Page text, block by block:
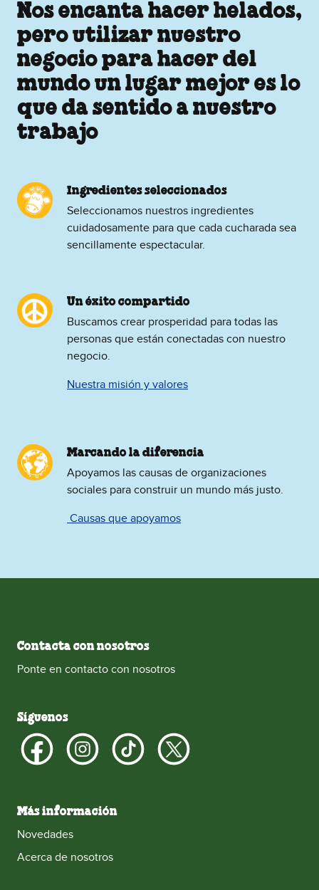
Nos encanta hacer helados,
pero utilizar nuestro
negocio para hacer del
mundo un lugar mejor es lo
que da sentido a nuestro
trabajo
Ingredientes seleccionados
Seleccionamos nuestros ingredientes
cuidadosamente para que cada cucharada sea
sencillamente espectacular.
Un éxito compartido
Buscamos crear prosperidad para todas las
personas que están conectadas con nuestro
negocio.
Nuestra misión y valores
Marcando la diferencia
Apoyamos las causas de organizaciones
sociales para construir un mundo más justo.
​ Causas que apoyamos
Contacta con nosotros
Ponte en contacto con nosotros
Síguenos
Más información
Novedades
Acerca de nosotros